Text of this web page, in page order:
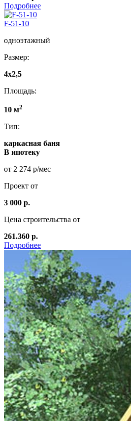
Подробнее
F-51-10
одноэтажный
Размер:
4x2,5
Площадь:
10 м2
Тип:
каркасная баня
В ипотеку
от 2 274 р/мес
Проект от
3 000 р.
Цена строительства от
261.360 р.
Подробнее